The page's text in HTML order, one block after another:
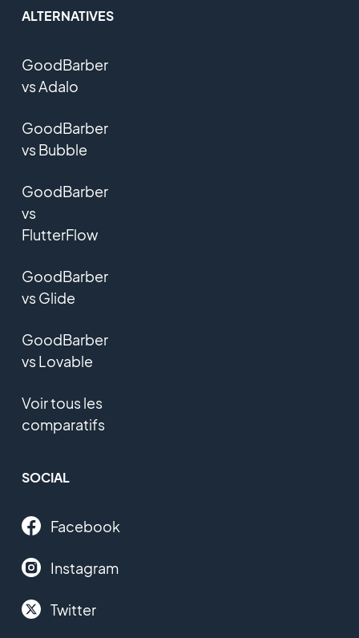
ALTERNATIVES
GoodBarber
vs Adalo
GoodBarber
vs Bubble
GoodBarber
vs
FlutterFlow
GoodBarber
vs Glide
GoodBarber
vs Lovable
Voir tous les
comparatifs
SOCIAL
Facebook
Instagram
Twitter